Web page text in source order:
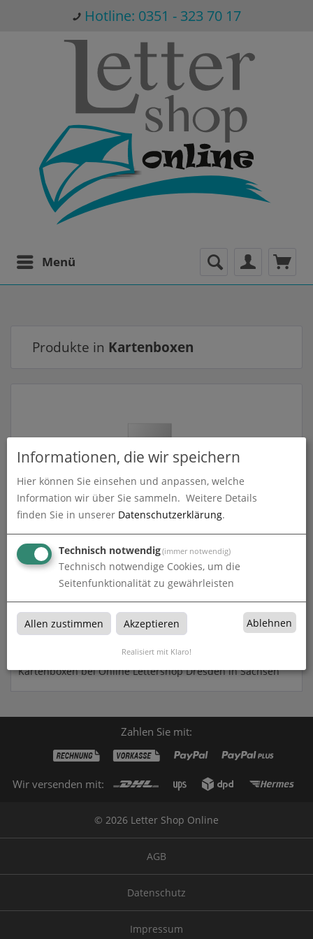
Hotline: 0351 - 323 70 17
Menü
Produkte in Kartenboxen
Kartenbox
zum Artikel
Kartenboxen bei Online Lettershop Dresden in Sachsen
Zahlen Sie mit:
Wir versenden mit:
© 2026 Letter Shop Online
AGB
Datenschutz
Impressum
Informationen, die wir speichern
Hier können Sie einsehen und anpassen, welche
Information wir über Sie sammeln. Weitere Details
finden Sie in unserer Datenschutzerklärung.
Technisch notwendig(immer notwendig)
Technisch notwendige Cookies, um die
Seitenfunktionalität zu gewährleisten
Allen zustimmen Akzeptieren Ablehnen
Realisiert mit Klaro!